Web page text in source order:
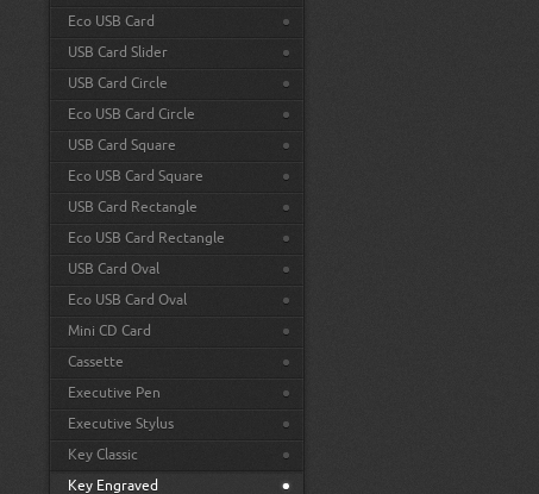
Eco USB Card
USB Card Slider
USB Card Circle
Eco USB Card Circle
USB Card Square
Eco USB Card Square
USB Card Rectangle
Eco USB Card Rectangle
USB Card Oval
Eco USB Card Oval
Mini CD Card
Cassette
Executive Pen
Executive Stylus
Key Classic
Key Engraved